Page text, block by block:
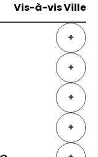
Vis-à-vis Ville
+
+
+
+